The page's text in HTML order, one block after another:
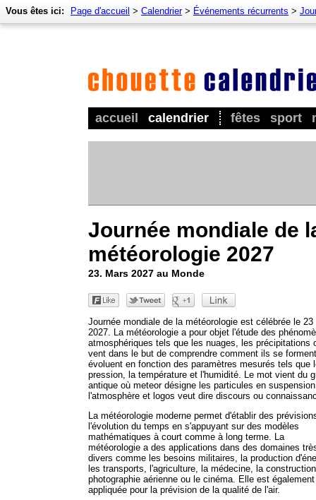
accueil calendrier fêtes sport
Vous êtes ici: Page d'accueil > Calendrier> Événements récurrents >
Journée mondiale de
météorologie 2027
23. Mars 2027 au Monde
Journée mondiale de la météorologie est célébrée le 23
2027. La météorologie a pour objet l'étude des
atmosphériques tels que les nuages, les précipitations
vent dans le but de comprendre comment ils se
évoluent en fonction des paramètres mesurés tels que
pression, la température et l'humidité. Le mot vient du
antique où meteor désigne les particules en
l'atmosphère et logos veut dire discours ou
La météorologie moderne permet d'établir des
l'évolution du temps en s'appuyant sur des modèles
mathématiques à court comme à long terme. La
météorologie a des applications dans des domaines
divers comme les besoins militaires, la production
les transports, l'agriculture, la médecine, la
photographie aérienne ou le cinéma. Elle est également
appliquée pour la prévision de la qualité de l'air.